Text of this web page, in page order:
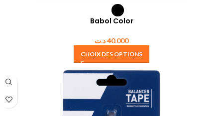
Babol Color
40.000د.ت
CHOIX DES OPTIONS